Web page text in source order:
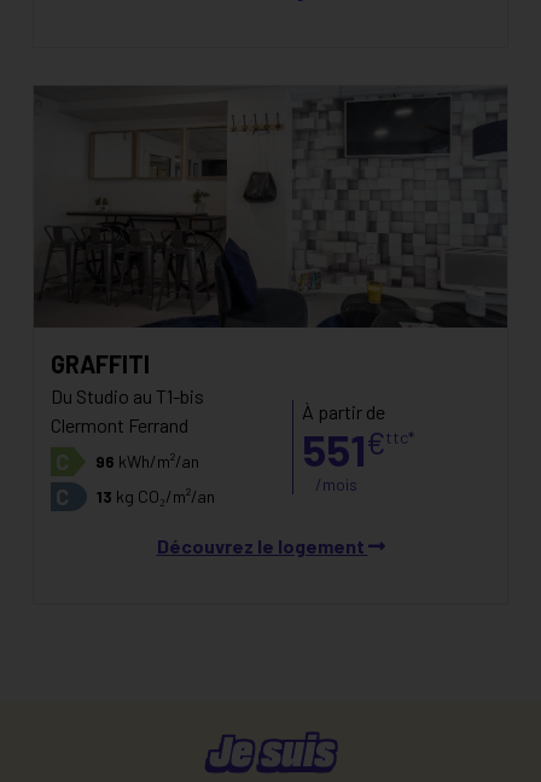
GRAFFITI
Du Studio au T1-bis
Clermont Ferrand
C 96 kWh/m²/an
C 13 kg CO₂/m²/an
À partir de
551€ttc*
/mois
Découvrez le logement
Je suis